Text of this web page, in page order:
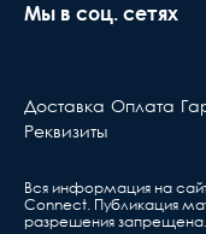
Мы в соц. сетях
Доставка Оплата
Реквизиты
Вся информация на
Сonnect. Публикация
разрешения запрещена.